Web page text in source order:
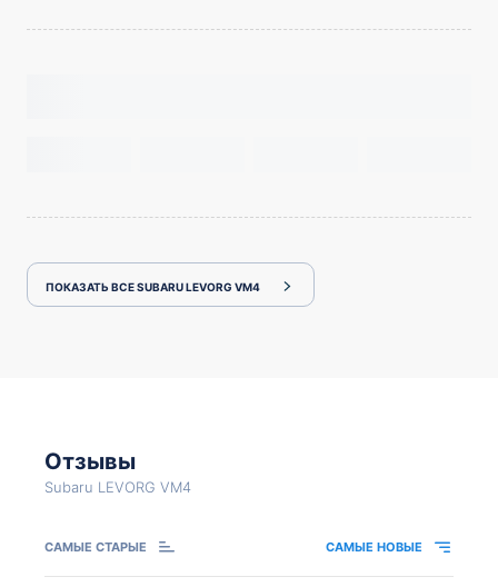
ПОКАЗАТЬ ВСЕ SUBARU LEVORG VM4
Отзывы
Subaru LEVORG VM4
САМЫЕ СТАРЫЕ САМЫЕ НОВЫЕ